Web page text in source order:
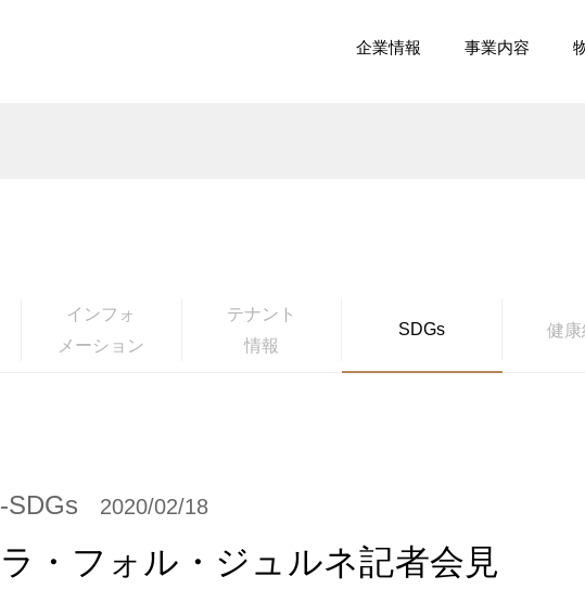
企業情報 事業内容
インフォ
メーション
テナント
情報
SDGs 健
-SDGs 2020/02/18
ラ・フォル・ジュルネ記者会見